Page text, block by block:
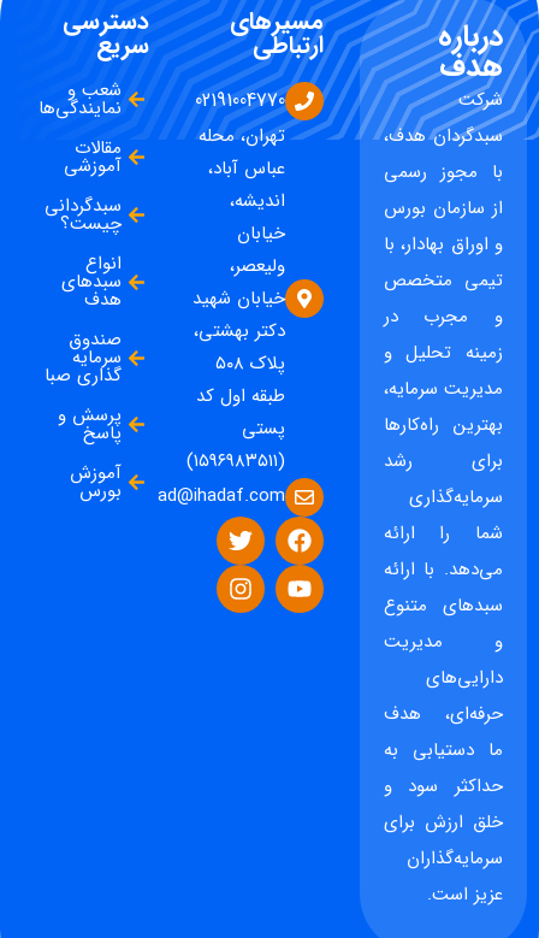
درباره
هدف
شرکت
سبدگردان هدف،
با مجوز رسمی
از سازمان بورس
و اوراق بهادار، با
تیمی متخصص
و مجرب در
زمینه تحلیل و
مدیریت سرمایه،
بهترین راه‌کارها
برای رشد
سرمایه‌گذاری
شما را ارائه
می‌دهد. با ارائه
سبدهای متنوع
و مدیریت
دارایی‌های
حرفه‌ای، هدف
ما دستیابی به
حداکثر سود و
خلق ارزش برای
سرمایه‌گذاران
عزیز است.
مسیرهای
ارتباطی
02191004770
تهران، محله
عباس آباد،
اندیشه،
خیابان
ولیعصر،
خیابان شهید
دکتر بهشتی،
پلاک ۵۰۸
طبقه اول کد
پستی
(۱۵۹۶۹۸۳۵۱۱)
ad@ihadaf.com
دسترسی
سریع
شعب و
نمایندگی‌ها
مقالات
آموزشی
سبدگردانی
چیست؟
انواع
سبدهای
هدف
صندوق
سرمایه
گذاری صبا
پرسش و
پاسخ
آموزش
بورس